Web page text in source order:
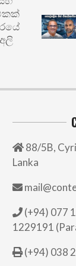
88/5B,
Lanka
(+94) 077
1229191
(+94) 038